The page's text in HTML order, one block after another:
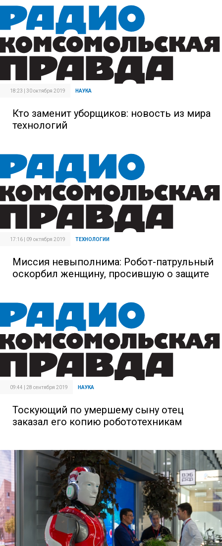
18:23 | 30 октября 2019 НАУКА
Кто заменит уборщиков: новость из мира
технологий
17:16 | 09 октября 2019 ТЕХНОЛОГИИ
Миссия невыполнима: Робот-патрульный
оскорбил женщину, просившую о защите
09:44 | 28 сентября 2019 НАУКА
Тоскующий по умершему сыну отец
заказал его копию робототехникам